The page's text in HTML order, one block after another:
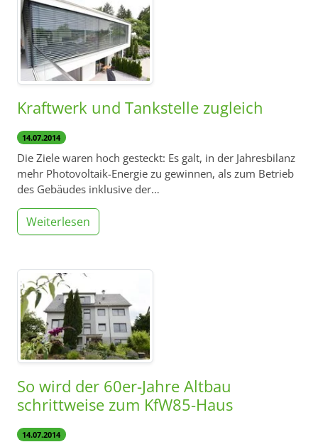
Kraftwerk und Tankstelle zugleich
14.07.2014
Die Ziele waren hoch gesteckt: Es galt, in der Jahresbilanz
mehr Photovoltaik-Energie zu gewinnen, als zum Betrieb
des Gebäudes inklusive der…
Weiterlesen
So wird der 60er-Jahre Altbau
schrittweise zum KfW85-Haus
14.07.2014